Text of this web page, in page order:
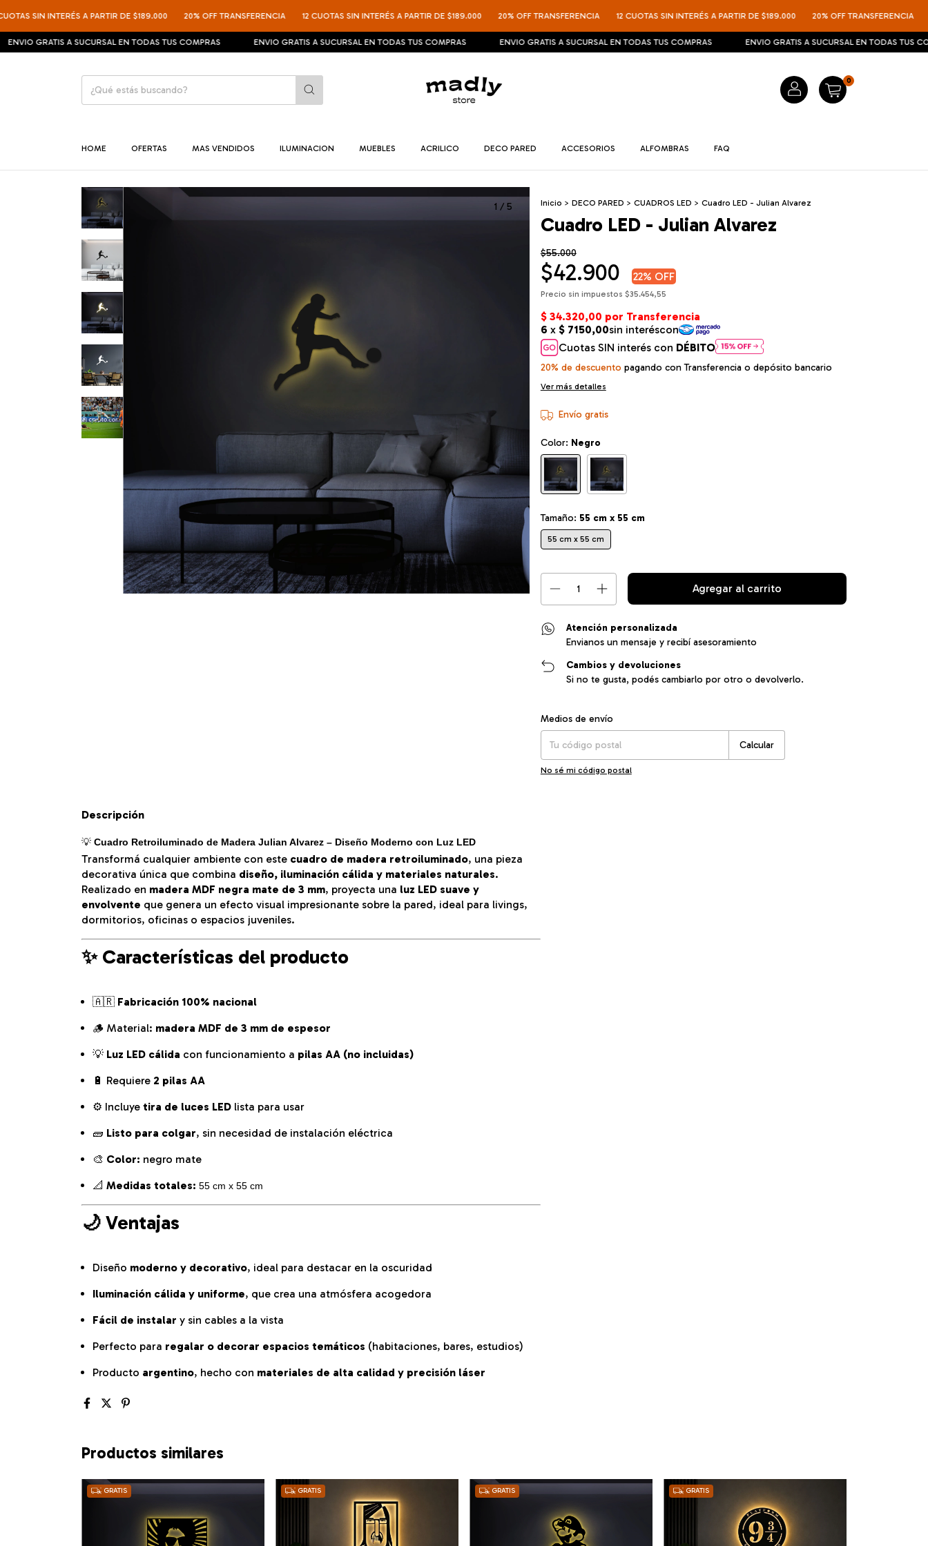
SIN INTERÉS A PARTIR DE $189.000 20% OFF TRANSFERENCIA 12 CUOTAS SIN INTERÉS A PARTIR DE $189.000 20% OFF TRANSFERENCIA 12 CUOTAS SIN INTERÉS A PARTIR DE $189.000 20% OFF TRANSFERENCIA 12
GRATIS A SUCURSAL EN TODAS TUS COMPRAS ENVIO GRATIS A SUCURSAL EN TODAS TUS COMPRAS ENVIO GRATIS A SUCURSAL EN TODAS TUS COMPRAS ENVIO GRATIS A SUCURSAL EN TODAS TUS
0
HOME OFERTAS MAS VENDIDOS ILUMINACION MUEBLES ACRILICO DECO PARED ACCESORIOS ALFOMBRAS FAQ
1 / 5 Inicio > DECO PARED > CUADROS LED > Cuadro LED - Julian Alvarez
Cuadro LED - Julian Alvarez
$55.000
$42.900 22% OFF
Precio sin impuestos $35.454,55
Cuotas SIN interés con DÉBITO
20% de descuento pagando con Transferencia o depósito bancario
Ver más detalles
Envío gratis
Color: Negro
Tamaño: 55 cm x 55 cm
55 cm x 55 cm
Atención personalizada
Envianos un mensaje y recibí asesoramiento
Cambios y devoluciones
Si no te gusta, podés cambiarlo por otro o devolverlo.
Entregas para el CP:
Medios de envío
Calcular
No sé mi código postal
Descripción
💡 Cuadro Retroiluminado de Madera Julian Alvarez – Diseño Moderno con Luz LED
Transformá cualquier ambiente con este cuadro de madera retroiluminado, una pieza
decorativa única que combina diseño, iluminación cálida y materiales naturales.
Realizado en madera MDF negra mate de 3 mm, proyecta una luz LED suave y
envolvente que genera un efecto visual impresionante sobre la pared, ideal para livings,
dormitorios, oficinas o espacios juveniles.
✨ Características del producto
🇦🇷 Fabricación 100% nacional
🪵 Material: madera MDF de 3 mm de espesor
💡 Luz LED cálida con funcionamiento a pilas AA (no incluidas)
🔋 Requiere 2 pilas AA
⚙️ Incluye tira de luces LED lista para usar
🧱 Listo para colgar, sin necesidad de instalación eléctrica
🎨 Color: negro mate
📐 Medidas totales: 55 cm x 55 cm
🌙 Ventajas
Diseño moderno y decorativo, ideal para destacar en la oscuridad
Iluminación cálida y uniforme, que crea una atmósfera acogedora
Fácil de instalar y sin cables a la vista
Perfecto para regalar o decorar espacios temáticos (habitaciones, bares, estudios)
Producto argentino, hecho con materiales de alta calidad y precisión láser
Productos similares
GRATIS GRATIS GRATIS GRATIS